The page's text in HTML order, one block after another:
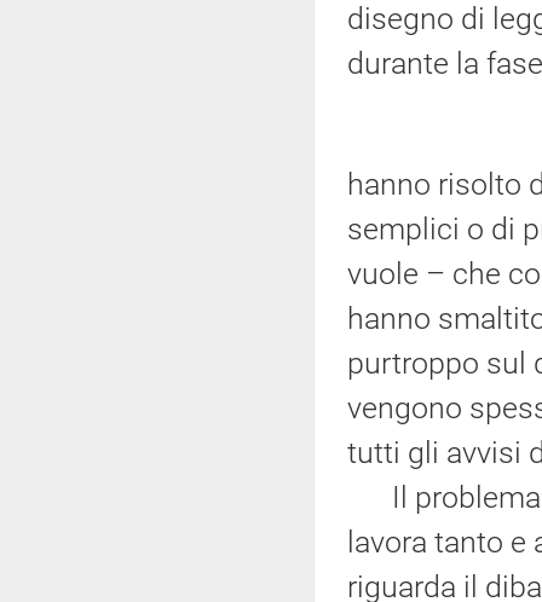
disegno di
durante la
hanno risolto
semplici o di
vuole – che
hanno
purtroppo sul
vengono
tutti gli avvisi
Il problema
lavora tanto
riguarda il